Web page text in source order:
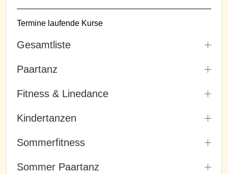
Termine laufende Kurse
Gesamtliste
Paartanz
Fitness & Linedance
Kindertanzen
Sommerfitness
Sommer Paartanz